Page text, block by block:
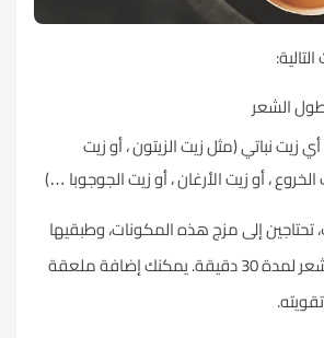
الشعر
زيت نباتي (مثل زيت الزيتون ، أو زيت
الخروع، أو زيت الأرغان ، أو زيت الجوجوبا …)
تحتاجين إلى مزج هذه المكونات، وطبقيها
على جميع خصلات الشعر لمدة 30 دقيقة. يمكنك إضافة ملعقة